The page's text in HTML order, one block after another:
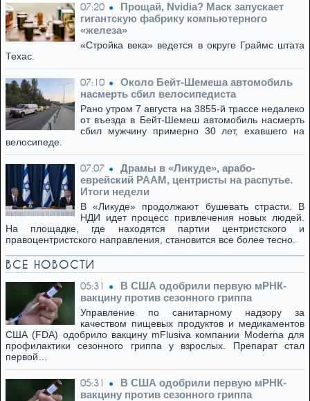
07:20
Прощай, Nvidia? Маск запускает
гигантскую фабрику компьютерного
«железа»
«Стройка века» ведется в округе Граймс штата
Техас.
07:10
Около Бейт-Шемеша автомобиль
насмерть сбил велосипедиста
Рано утром 7 августа на 3855-й трассе недалеко
от въезда в Бейт-Шемеш автомобиль насмерть
сбил мужчину примерно 30 лет, ехавшего на
велосипеде.
07:07
Драмы в «Ликуде», арабо-
еврейский РААМ, центристы на распутье.
Итоги недели
В «Ликуде» продолжают бушевать страсти. В
НДИ идет процесс привлечения новых людей.
На площадке, где находятся партии центристского и
правоцентристского направления, становится все более тесно.
ВСЕ НОВОСТИ
05:31
В США одобрили первую мРНК-
вакцину против сезонного гриппа
Управление по санитарному надзору за
качеством пищевых продуктов и медикаментов
США (FDA) одобрило вакцину mFlusiva компании Moderna для
профилактики сезонного гриппа у взрослых. Препарат стал
первой…
05:31
В США одобрили первую мРНК-
вакцину против сезонного гриппа